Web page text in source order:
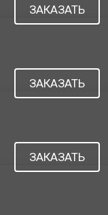
ЗАКАЗАТЬ
ЗАКАЗАТЬ
ЗАКАЗАТЬ